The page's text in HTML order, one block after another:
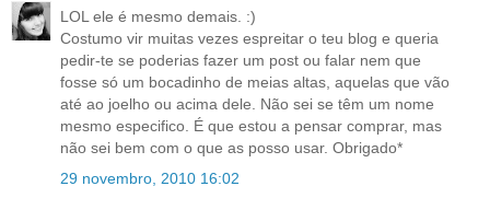
LOL ele é mesmo demais. :)
Costumo vir muitas vezes espreitar o teu blog e queria
pedir-te se poderias fazer um post ou falar nem que
fosse só um bocadinho de meias altas, aquelas que vão
até ao joelho ou acima dele. Não sei se têm um nome
mesmo especifico. É que estou a pensar comprar, mas
não sei bem com o que as posso usar. Obrigado*
29 novembro, 2010 16:02